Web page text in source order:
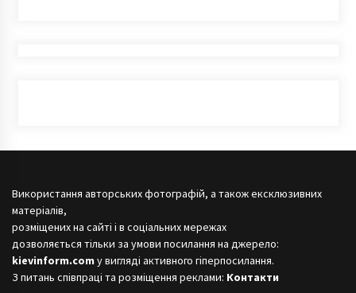
Використання авторських фотографій, а також ексклюзивних
матеріалів,
розміщених на сайті і в соціальних мережах
дозволяється тільки за умови посилання на джерело:
kievinform.com у вигляді активного гіперпосилання.
З питань співпраці та розміщення реклами: Контакти